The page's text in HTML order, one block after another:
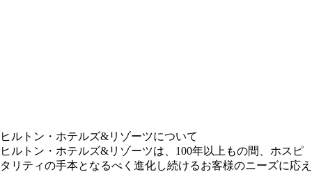
ヒルトン・ホテルズ&リゾーツについて
ヒルトン・ホテルズ&リゾーツは、100年以上もの間、ホスピ
タリティの手本となるべく進化し続けるお客様のニーズに応え